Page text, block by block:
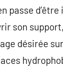
passe
son
désirée